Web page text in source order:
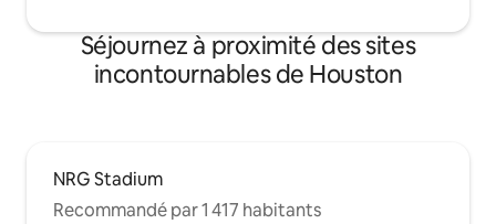
Séjournez à proximité des sites
incontournables de Houston
NRG Stadium
Recommandé par 1 417 habitants